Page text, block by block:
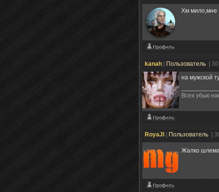
Хм мило,мне
kanah Пользователь
|
на мужской
Всех убью
RoyaJI Пользователь |
Жалко шлема